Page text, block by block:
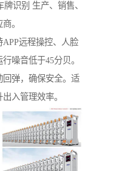
识别 生产、销售、
。
远程操控、人脸
噪音低于45分贝。
弹，确保安全。适
入管理效率。